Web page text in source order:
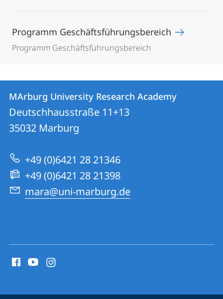
Programm Geschäftsführungsbereich
Programm Geschäftsführungsbereich
Kontakt
und
Informationen
zur
Website
Kontaktinformationen
MArburg
University
Research
Academy
MArburg University Research Academy
Deutschhausstraße 11+13
35032 Marburg
+49 (0)6421 28 21346
+49 (0)6421 28 21398
mara@uni-marburg.de
Media